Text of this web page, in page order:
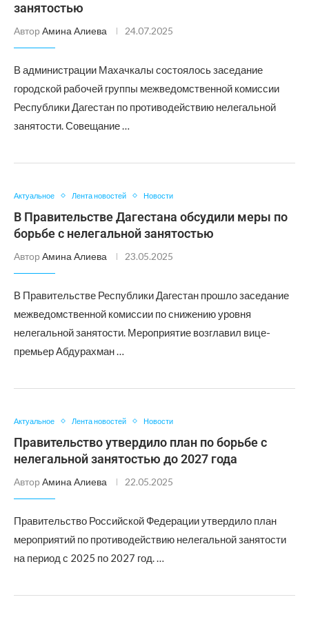
занятостью
Автор Амина Алиева 24.07.2025
В администрации Махачкалы состоялось заседание
городской рабочей группы межведомственной комиссии
Республики Дагестан по противодействию нелегальной
занятости. Совещание …
Актуальное Лента новостей Новости
В Правительстве Дагестана обсудили меры по
борьбе с нелегальной занятостью
Автор Амина Алиева 23.05.2025
В Правительстве Республики Дагестан прошло заседание
межведомственной комиссии по снижению уровня
нелегальной занятости. Мероприятие возглавил вице-
премьер Абдурахман …
Актуальное Лента новостей Новости
Правительство утвердило план по борьбе с
нелегальной занятостью до 2027 года
Автор Амина Алиева 22.05.2025
Правительство Российской Федерации утвердило план
мероприятий по противодействию нелегальной занятости
на период с 2025 по 2027 год. …